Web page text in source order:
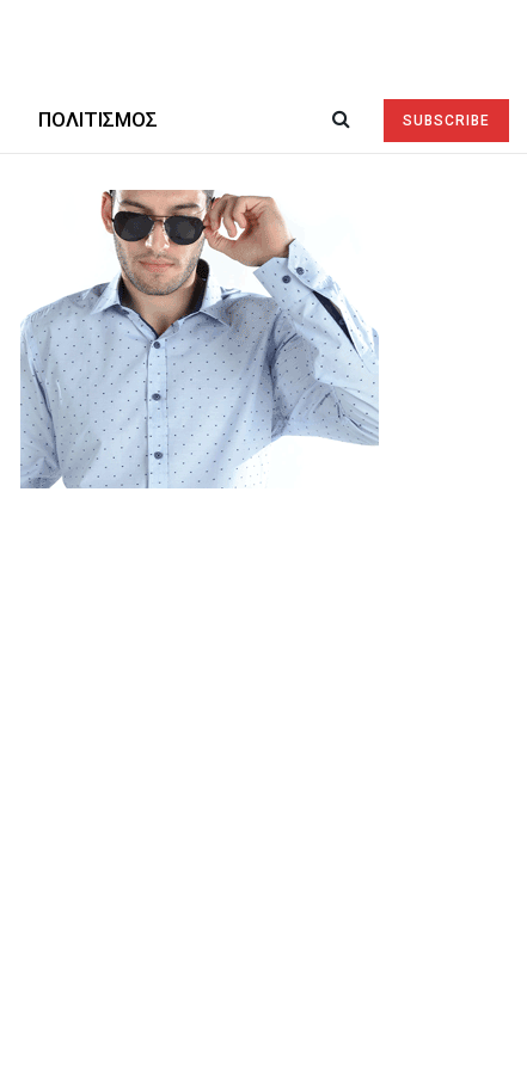
ΠΟΛΙΤΙΣΜΌΣ SUBSCRIBE